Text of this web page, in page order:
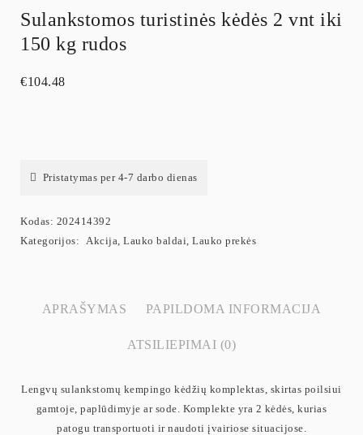
Sulankstomos turistinės kėdės 2 vnt iki
150 kg rudos
€104.48
Pristatymas per 4-7 darbo dienas
Kodas: 202414392
Kategorijos:
Akcija Lauko baldai Lauko prekės
APRAŠYMAS PAPILDOMA INFORMACIJA
ATSILIEPIMAI (0)
Lengvų sulankstomų kempingo kėdžių komplektas, skirtas poilsiui
gamtoje, paplūdimyje ar sode. Komplekte yra 2 kėdės, kurias
patogu transportuoti ir naudoti įvairiose situacijose.